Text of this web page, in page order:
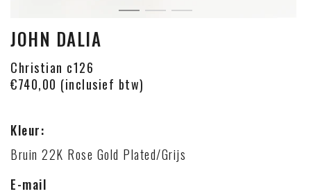
JOHN DALIA
Christian c126
€740,00 (inclusief btw)
Kleur:
Bruin 22K Rose Gold Plated/Grijs
E-mail